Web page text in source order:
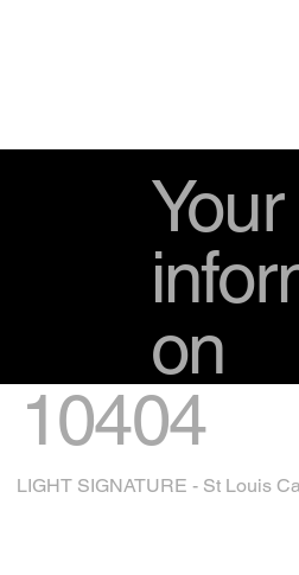
on
10404
LIGHT SIGNATURE - St Louis